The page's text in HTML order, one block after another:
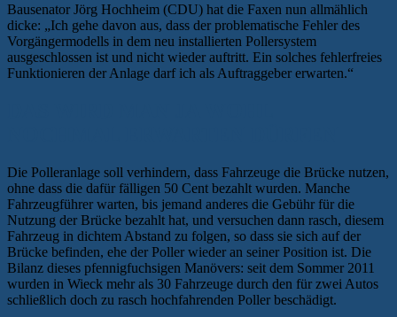
Bausenator Jörg Hochheim (CDU) hat die Faxen nun allmählich
dicke: „Ich gehe davon aus, dass der problematische Fehler des
Vorgängermodells in dem neu installierten Pollersystem
ausgeschlossen ist und nicht wieder auftritt. Ein solches fehlerfreies
Funktionieren der Anlage darf ich als Auftraggeber erwarten.“
Die Polleranlage soll verhindern, dass Fahrzeuge die Brücke nutzen,
ohne dass die dafür fälligen 50 Cent bezahlt wurden. Manche
Fahrzeugführer warten, bis jemand anderes die Gebühr für die
Nutzung der Brücke bezahlt hat, und versuchen dann rasch, diesem
Fahrzeug in dichtem Abstand zu folgen, so dass sie sich auf der
Brücke befinden, ehe der Poller wieder an seiner Position ist. Die
Bilanz dieses pfennigfuchsigen Manövers: seit dem Sommer 2011
wurden in Wieck mehr als 30 Fahrzeuge durch den für zwei Autos
schließlich doch zu rasch hochfahrenden Poller beschädigt.